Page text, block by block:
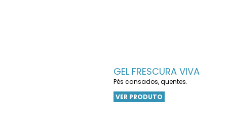
GEL FRESCURA VIVA
Pés cansados, quentes.
VER PRODUTO